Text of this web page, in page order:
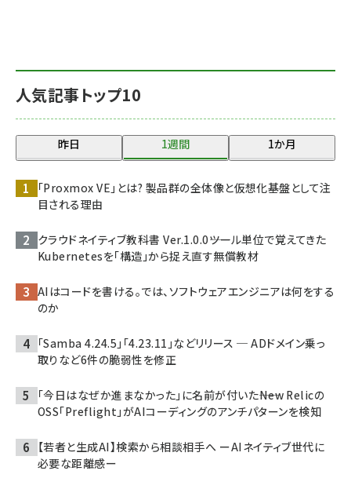
人気記事トップ10
昨日 1週間 1か月
「Proxmox VE」とは? 製品群の全体像と仮想化基盤として注
目される理由
クラウドネイティブ教科書 Ver.1.0.0――ツール単位で覚えてきた
Kubernetesを「構造」から捉え直す無償教材
AIはコードを書ける。では、ソフトウェアエンジニアは何をする
のか
「Samba 4.24.5」「4.23.11」などリリース ─ ADドメイン乗っ
取りなど6件の脆弱性を修正
「今日はなぜか進まなかった」に名前が付いた――New Relicの
OSS「Preflight」がAIコーディングのアンチパターンを検知
【若者と生成AI】検索から相談相手へ ーAIネイティブ世代に
必要な距離感ー